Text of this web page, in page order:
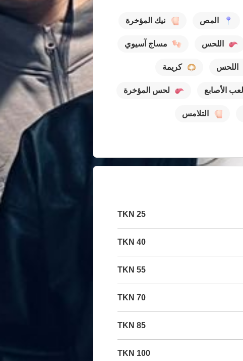
المص نيك المؤخرة
اللحس مساج آسيوي
اللحس كريمة
لعب الأصابع لحس المؤخرة
التلامس
25 TKN
40 TKN
55 TKN
70 TKN
85 TKN
100 TKN